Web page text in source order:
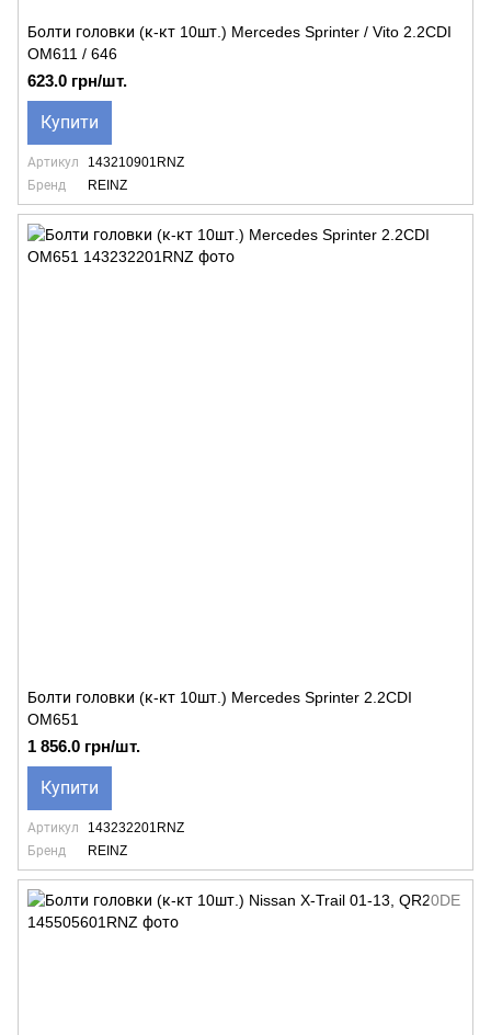
Болти головки (к-кт 10шт.) Mercedes Sprinter / Vito 2.2CDI
OM611 / 646
623.0 грн/шт.
Купити
Артикул
143210901RNZ
Бренд
REINZ
Болти головки (к-кт 10шт.) Mercedes Sprinter 2.2CDI
OM651
1 856.0 грн/шт.
Купити
Артикул
143232201RNZ
Бренд
REINZ